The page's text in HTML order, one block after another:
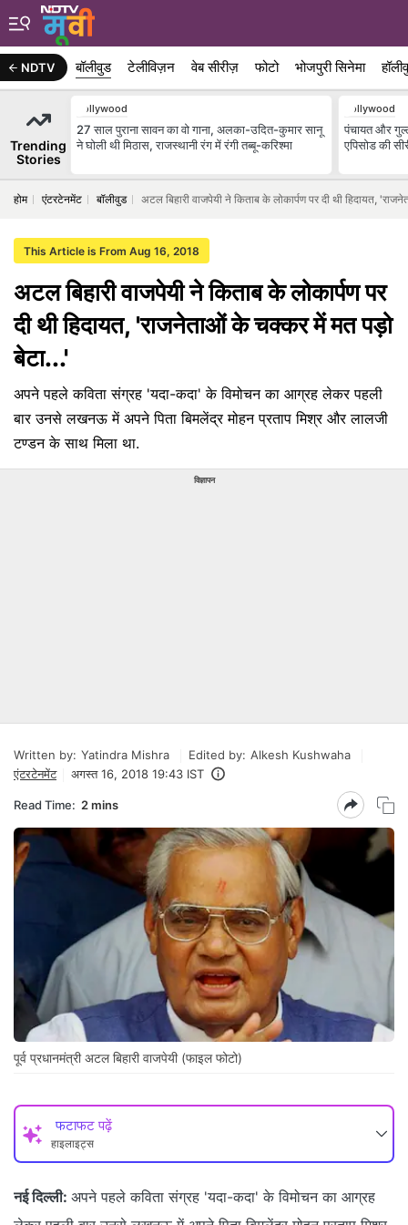
NDTV बॉलीवुड टेलीविज़न वेब सीरीज़ फोटो भोजपुरी सिनेमा
Trending
Stories
Bollywood
27 साल पुराना सावन का वो गाना, अलका-उदित-कुमार सानू
ने घोली थी मिठास, राजस्थानी रंग में रंगी तब्बू-करिश्मा
Bollywood
पंचायत और
एपिसोड की
होम एंटरटेनमेंट बॉलीवुड अटल बिहारी वाजपेयी ने किताब के लोकार्पण पर दी थी हिदायत,
This Article is From Aug 16, 2018
अटल बिहारी वाजपेयी ने किताब के लोकार्पण पर
दी थी हिदायत, 'राजनेताओं के चक्कर में मत पड़ो
बेटा...'
अपने पहले कविता संग्रह 'यदा-कदा' के विमोचन का आग्रह लेकर पहली
बार उनसे लखनऊ में अपने पिता बिमलेंद्र मोहन प्रताप मिश्र और लालजी
टण्डन के साथ मिला था.
विज्ञापन
Written by: Yatindra Mishra Edited by: Alkesh Kushwaha
एंटरटेनमेंट
अगस्त 16, 2018 19:43 IST
Read Time: 2 mins
पूर्व प्रधानमंत्री अटल बिहारी वाजपेयी (फाइल फोटो)
फटाफट पढ़ें
हाइलाइट्स
नई दिल्ली: अपने पहले कविता संग्रह 'यदा-कदा' के विमोचन का आग्रह